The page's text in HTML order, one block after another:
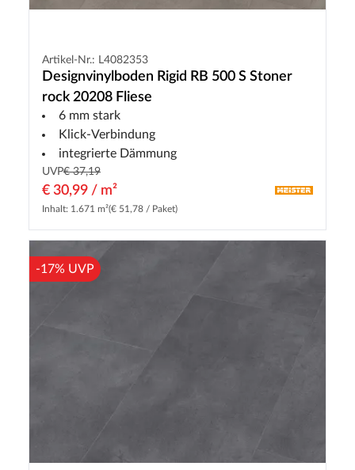
Artikel-Nr.: L4082353
Designvinylboden Rigid RB 500 S Stoner
rock 20208 Fliese
6 mm stark
Klick-Verbindung
integrierte Dämmung
UVP€ 37,19
€ 30,99 / m²
Inhalt: 1.671 m²(€ 51,78 / Paket)
-17% UVP